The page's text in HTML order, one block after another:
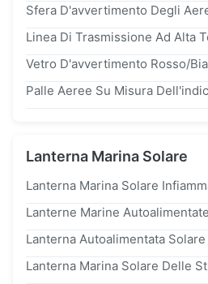
Palle Aeree Su Misura
Lanterna Marina Solare
Lanterna Marina Solare